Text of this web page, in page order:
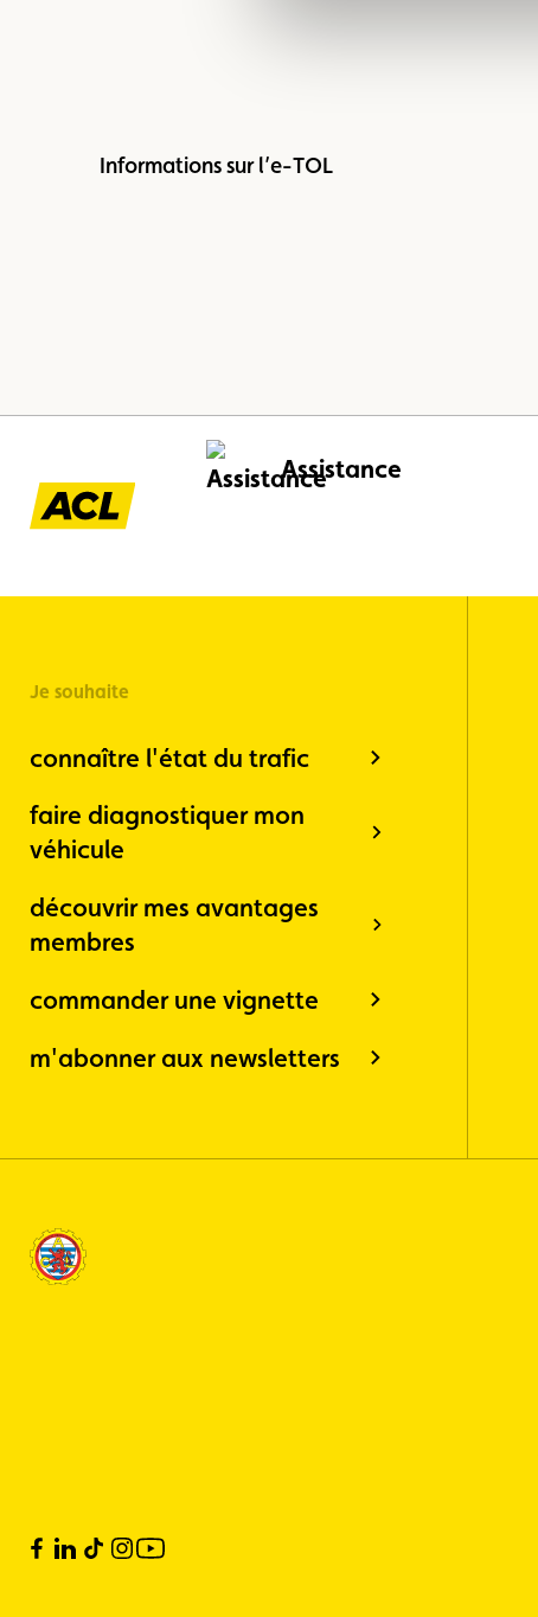
Informations sur l’e-TOL
Assistance
Je souhaite
connaître l'état du trafic
faire diagnostiquer mon
véhicule
découvrir mes avantages
membres
commander une vignette
m'abonner aux newsletters